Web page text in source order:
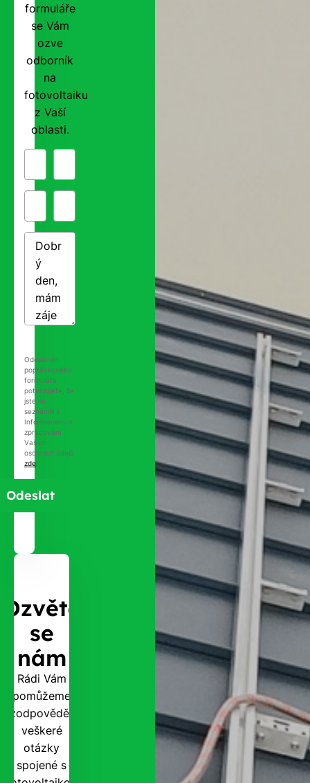
Ozvěte
se
nám
Rádi Vám
pomůžeme
zodpovědět
veškeré
otázky
spojené s
formuláře
se Vám
ozve
odborník
na
fotovoltaiku
z Vaší
oblasti.
Odesláním
poptávkového
formuláře
potvrzujete, že
jste se
seznámili s
Informacemi o
zpracování
Vašich
osobních údajů
zde